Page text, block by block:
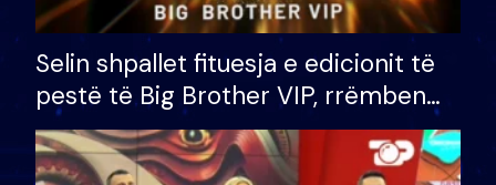
Selin shpallet fituesja e edicionit të
pestë të Big Brother VIP, rrëmben
çmimin e madh prej 100 mijë eurosh